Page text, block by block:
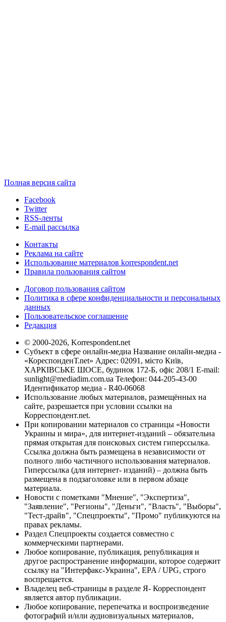
Полная версия сайта
Facebook
Twitter
RSS-ленты
E-mail рассылка
Контакты
Реклама на сайте
Использование материалов korrespondent.net
Правила пользования сайтом
Договор пользования сайтом
Политика в сфере конфиденциальности и персональных
данных
Пользовательское соглашение
Редакция
© 2000-2026, Korrespondent.net
Субъект в сфере онлайн-медиа Название онлайн-медиа -
«КореспонденТ.net» Адрес: 02091, місто Київ,
ХАРКІВСЬКЕ ШОСЕ, будинок 172-Б, офіс 208/1 E-mail:
sunlight@mediadim.com.ua Телефон: 044-205-43-00
Идентификатор медиа - R40-06068
Использование любых материалов, размещённых на
сайте, разрешается при условии ссылки на
Корреспондент.net.
При копировании материалов со страницы «Новости
Украины и мира», для интернет-изданий – обязательна
прямая открытая для поисковых систем гиперссылка.
Ссылка должна быть размещена в независимости от
полного либо частичного использования материалов.
Гиперссылка (для интернет- изданий) – должна быть
размещена в подзаголовке или в первом абзаце
материала.
Новости с пометками "Мнение", "Экспертиза",
"Заявление", "Регионы", "Деньги", "Власть", "Выборы",
"Тест-драйв", "Спецпроекты", "Промо" публикуются на
правах рекламы.
Раздел Спецпроекты создается совместно с
коммерческими партнерами.
Любое копирование, публикация, републикация и
другое распространение информации, которое содержит
ссылку на "Интерфакс-Украина", EPA / UPG, строго
воспрещается.
Владелец веб-страницы в разделе Я- Корреспондент
является автор публикации.
Любое копирование, перепечатка и воспроизведение
фотографий и/или аудиовизуальных материалов,